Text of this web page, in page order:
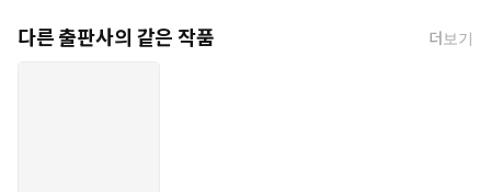
다른 출판사의 같은 작품 더보기